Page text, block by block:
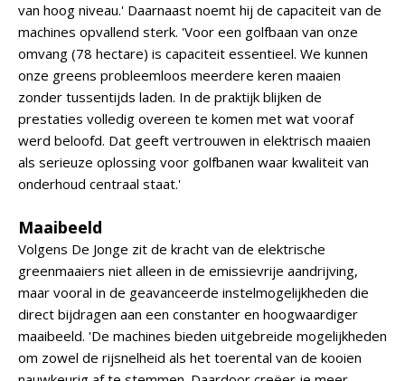
van hoog niveau.' Daarnaast noemt hij de capaciteit van de
machines opvallend sterk. 'Voor een golfbaan van onze
omvang (78 hectare) is capaciteit essentieel. We kunnen
onze greens probleemloos meerdere keren maaien
zonder tussentijds laden. In de praktijk blijken de
prestaties volledig overeen te komen met wat vooraf
werd beloofd. Dat geeft vertrouwen in elektrisch maaien
als serieuze oplossing voor golfbanen waar kwaliteit van
onderhoud centraal staat.'
Maaibeeld
Volgens De Jonge zit de kracht van de elektrische
greenmaaiers niet alleen in de emissievrije aandrijving,
maar vooral in de geavanceerde instelmogelijkheden die
direct bijdragen aan een constanter en hoogwaardiger
maaibeeld. 'De machines bieden uitgebreide mogelijkheden
om zowel de rijsnelheid als het toerental van de kooien